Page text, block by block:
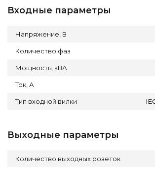
Входные параметры
Напряжение, В
Количество фаз
Мощность, кВА
Ток, А
Тип входной вилки
Выходные параметры
Количество выходных розеток